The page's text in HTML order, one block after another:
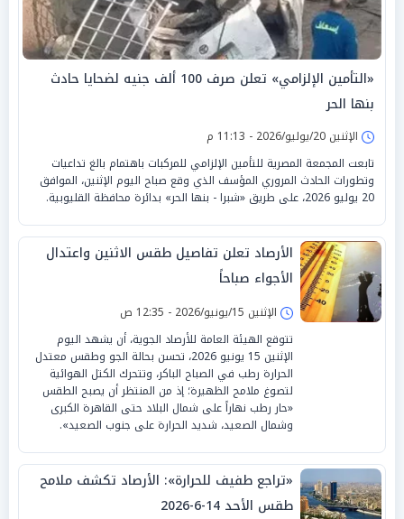
«التأمين الإلزامي» تعلن صرف 100 ألف جنيه لضحايا حادث
بنها الحر
الإثنين 20/يوليو/2026 - 11:13 م
تابعت المجمعة المصرية للتأمين الإلزامي للمركبات باهتمام بالغ تداعيات
وتطورات الحادث المروري المؤسف الذي وقع صباح اليوم الإثنين، الموافق
20 يوليو 2026، على طريق «شبرا - بنها الحر» بدائرة محافظة القليوبية.
الأرصاد تعلن تفاصيل طقس الاثنين واعتدال
الأجواء صباحاً
الإثنين 15/يونيو/2026 - 12:35 ص
تتوقع الهيئة العامة للأرصاد الجوية، أن يشهد اليوم
الإثنين 15 يونيو 2026، تحسن بحالة الجو وطقس معتدل
الحرارة رطب في الصباح الباكر، وتتحرك الكتل الهوائية
لتصوغ ملامح الظهيرة؛ إذ من المنتظر أن يصبح الطقس
«حار رطب نهاراً على شمال البلاد حتى القاهرة الكبرى
وشمال الصعيد، شديد الحرارة على جنوب الصعيد».
«تراجع طفيف للحرارة»: الأرصاد تكشف ملامح
طقس الأحد 14-6-2026